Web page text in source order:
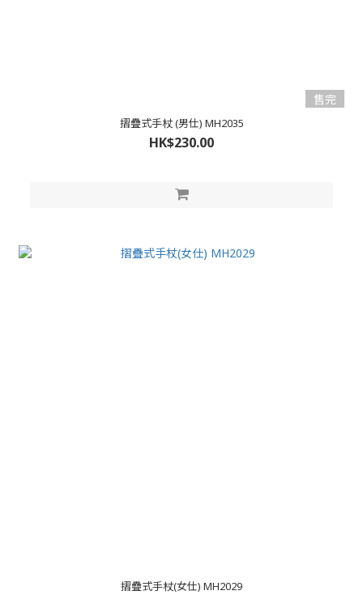
售完
摺疊式手杖 (男仕) MH2035
HK$230.00
摺疊式手杖(女仕) MH2029